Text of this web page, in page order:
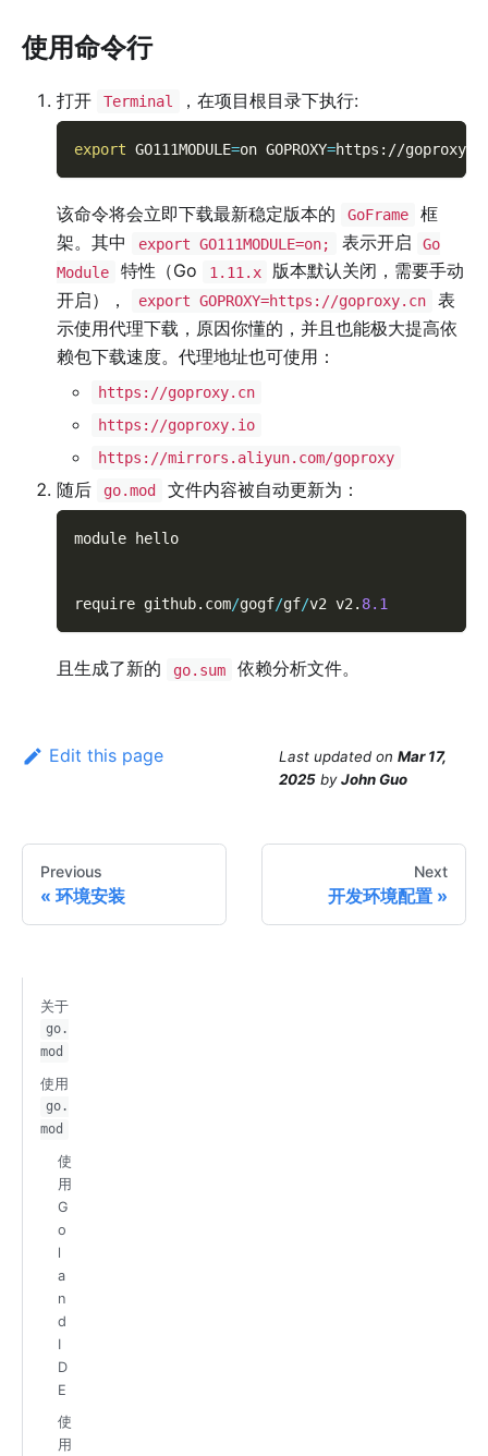
使用命令行
打开 Terminal ，在项目根目录下执行:
export GO111MODULE=on GOPROXY=https://
该命令将会立即下载最新稳定版本的 GoFrame
框
架。其中
export GO111MODULE=on; 表示开启
Go
Module
特性（Go 1.11.x
版本默认关闭，需要手动
开启），
export GOPROXY=https://goproxy.cn
表
示使用代理下载，原因你懂的，并且也能极大提高依
赖包下载速度。代理地址也可使用：
https://goproxy.cn
https://goproxy.io
https://mirrors.aliyun.com/goproxy
随后 go.mod 文件内容被自动更新为：
module hello
require github. com/gogf/gf/v2 v2. 8.1
且生成了新的 go.sum 依赖分析文件。
Edit this page Last updated on Mar 17,
2025 byJohn Guo
Previous
环境安装
Next
开发环境配置
关于
go.
mod
使用
go.
mod
使
用
G
o
l
a
n
d
I
D
E
使
用